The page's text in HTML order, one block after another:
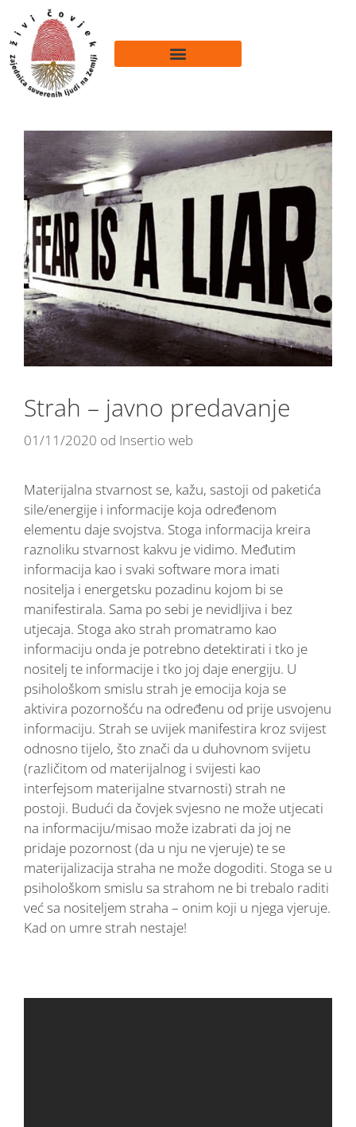
Strah – javno predavanje
01/11/2020 od Insertio web
Materijalna stvarnost se, kažu, sastoji od paketića
sile/energije i informacije koja određenom
elementu daje svojstva. Stoga informacija kreira
raznoliku stvarnost kakvu je vidimo. Međutim
informacija kao i svaki software mora imati
nositelja i energetsku pozadinu kojom bi se
manifestirala. Sama po sebi je nevidljiva i bez
utjecaja. Stoga ako strah promatramo kao
informaciju onda je potrebno detektirati i tko je
nositelj te informacije i tko joj daje energiju. U
psihološkom smislu strah je emocija koja se
aktivira pozornošću na određenu od prije usvojenu
informaciju. Strah se uvijek manifestira kroz svijest
odnosno tijelo, što znači da u duhovnom svijetu
(različitom od materijalnog i svijesti kao
interfejsom materijalne stvarnosti) strah ne
postoji. Budući da čovjek svjesno ne može utjecati
na informaciju/misao može izabrati da joj ne
pridaje pozornost (da u nju ne vjeruje) te se
materijalizacija straha ne može dogoditi. Stoga se u
psihološkom smislu sa strahom ne bi trebalo raditi
već sa nositeljem straha – onim koji u njega vjeruje.
Kad on umre strah nestaje!